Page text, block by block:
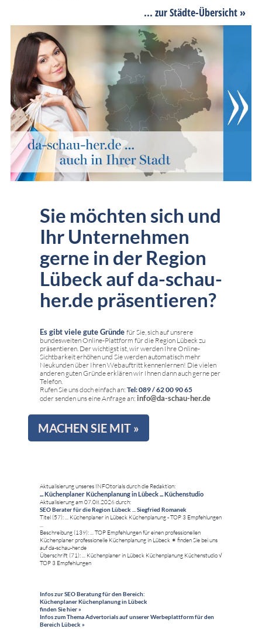
... zur Städte-Übersicht »
Sie möchten sich und
Ihr Unternehmen
gerne in der Region
Lübeck auf da-schau-
her.de präsentieren?
Es gibt viele gute Gründe für Sie, sich auf unsrere
bundesweiten Online-Plattform für die Region Lübeck zu
präsentieren. Der wichtigst ist, wir werden Ihre Online-
Sichtbarkeit erhöhen und Sie werden automatisch mehr
Neukunden über Ihren Webauftritt kennenlernen! Die vielen
anderen guten Gründe erklären wir Ihnen dann auch gerne per
Telefon.
Rufen Sie uns doch einfach an: Tel: 089 / 62 00 90 65
oder senden uns eine Anfrage an: info@da-schau-her.de
MACHEN SIE MIT »
Aktualisierung unseres INFOtorials durch die Redaktion:
... Küchenplaner Küchenplanung in Lübeck ... Küchenstudio
Aktualisierung am 07.08.2026 durch:
SEO Berater für die Region Lübeck ... Siegfried Romanek
Titel (57): ... Küchenplaner in Lübeck Küchenplanung - TOP 3 Empfehlungen
...
Beschreibung (139): ... TOP Empfehlungen für einen professionellen
Küchenplaner professionelle Küchenplanung in Lübeck ✶ finden Sie bei uns
auf da-schau-her.de
Überschrift (71): ... Küchenplaner in Lübeck Küchenplanung Küchenstudio √
TOP 3 Empfehlungen
Infos zur SEO Beratung für den Bereich:
Küchenplaner Küchenplanung in Lübeck
finden Sie hier »
Infos zum Thema Advertorials auf unserer Werbeplattform für den
Bereich Lübeck »